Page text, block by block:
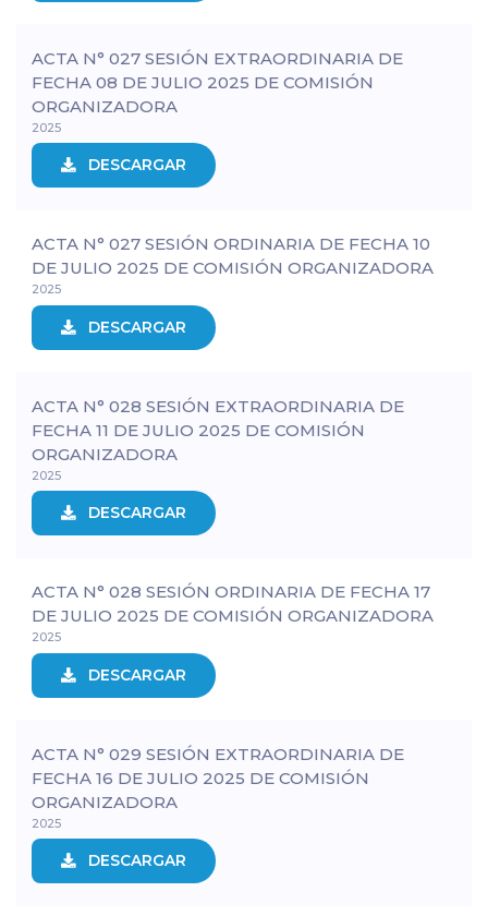
ACTA N° 027 SESIÓN EXTRAORDINARIA DE
FECHA 08 DE JULIO 2025 DE COMISIÓN
ORGANIZADORA
2025
DESCARGAR
ACTA N° 027 SESIÓN ORDINARIA DE FECHA 10
DE JULIO 2025 DE COMISIÓN ORGANIZADORA
2025
DESCARGAR
ACTA N° 028 SESIÓN EXTRAORDINARIA DE
FECHA 11 DE JULIO 2025 DE COMISIÓN
ORGANIZADORA
2025
DESCARGAR
ACTA N° 028 SESIÓN ORDINARIA DE FECHA 17
DE JULIO 2025 DE COMISIÓN ORGANIZADORA
2025
DESCARGAR
ACTA N° 029 SESIÓN EXTRAORDINARIA DE
FECHA 16 DE JULIO 2025 DE COMISIÓN
ORGANIZADORA
2025
DESCARGAR